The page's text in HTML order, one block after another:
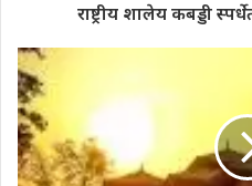
राष्ट्रीय शालेय कबड्डी